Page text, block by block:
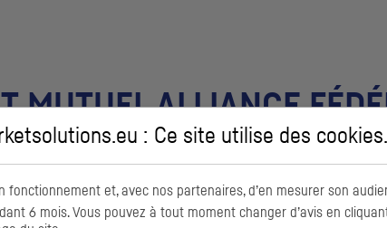
MUTUEL ALLIANCE
: Ce site utilise des cookies.
fonctionnement et, avec nos partenaires, d’en mesurer son
6 mois. Vous pouvez à tout moment changer d’avis en